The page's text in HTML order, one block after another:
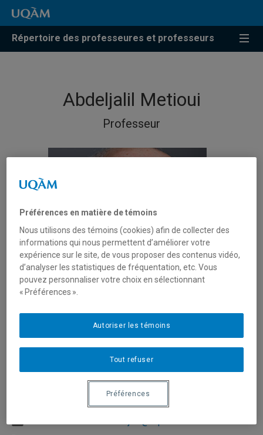
Répertoire des professeures et professeurs
Abdeljalil Metioui
Professeur
Préférences en matière de témoins
Nous utilisons des témoins (cookies) afin de collecter des
informations qui nous permettent d’améliorer votre
expérience sur le site, de vous proposer des contenus vidéo,
d’analyser les statistiques de fréquentation, etc. Vous
pouvez personnaliser votre choix en sélectionnant
« Préférences ».
Tout refuser
Autoriser les témoins
Préférences